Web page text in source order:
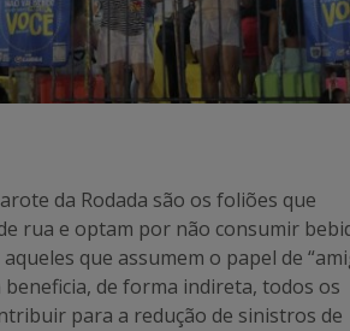
da Rodada são os foliões que
rua e optam por não consumir
que assumem o papel de
beneficia, de forma indireta, todos os
para a redução de sinistros de